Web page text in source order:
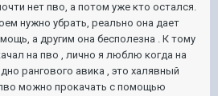
нет пво, а потом уже кто остался.
нужно убрать, реально она дает
а другим она бесполезна . К тому
на пво , лично я люблю когда на
рангового авика , это халявный
можно прокачать с помощью